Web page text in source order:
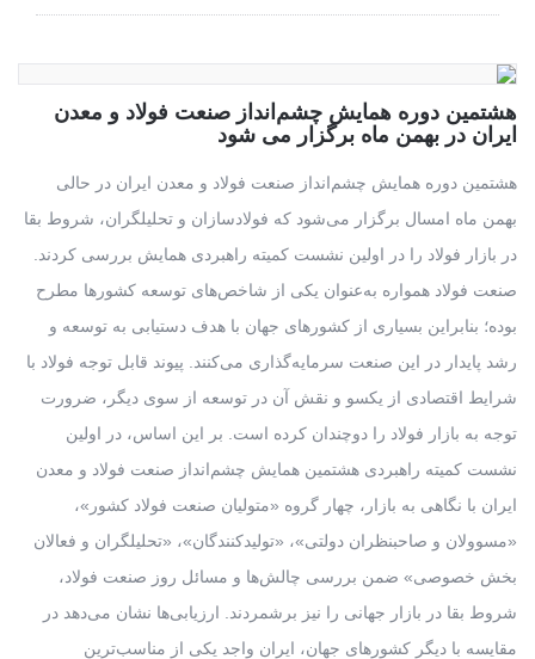
هشتمین دوره همایش چشم‌انداز صنعت فولاد و معدن
ایران در بهمن ماه برگزار می شود
هشتمین دوره همایش چشم‌انداز صنعت فولاد و معدن ایران در حالی
بهمن ماه امسال برگزار می‌شود که فولادسازان و تحلیلگران، شروط بقا
در بازار فولاد را در اولین نشست کمیته راهبردی همایش بررسی کردند.
صنعت فولاد همواره به‌عنوان یکی از شاخص‌های توسعه کشورها مطرح
بوده؛ بنابراین بسیاری از کشورهای جهان با هدف دستیابی به توسعه و
رشد پایدار در این صنعت سرمایه‌گذاری می‌کنند. پیوند قابل توجه فولاد با
شرایط اقتصادی از یکسو و نقش آن در توسعه از سوی دیگر، ضرورت
توجه به بازار فولاد را دوچندان کرده است. بر این اساس، در اولین
نشست کمیته راهبردی هشتمین همایش چشم‌انداز صنعت فولاد و معدن
ایران با نگاهی به بازار، چهار گروه «متولیان صنعت فولاد کشور»،
«مسوولان و صاحبنظران دولتی»، «تولیدکنندگان»، «تحلیلگران و فعالان
بخش خصوصی» ضمن بررسی چالش‌ها و مسائل روز صنعت فولاد،
شروط بقا در بازار جهانی را نیز برشمردند. ارزیابی‌ها نشان می‌دهد در
مقایسه با دیگر کشورهای جهان، ایران واجد یکی از مناسب‌ترین